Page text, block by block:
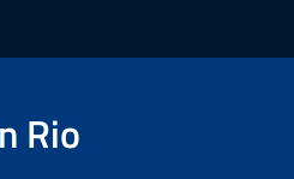
Rio